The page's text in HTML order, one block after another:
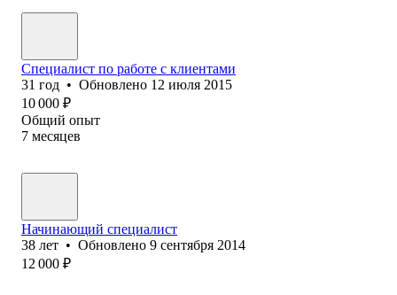
Специалист по работе с клиентами
31 год • Обновлено 12 июля 2015
10 000 ₽
Общий опыт
7 месяцев
Начинающий специалист
38 лет • Обновлено 9 сентября 2014
12 000 ₽